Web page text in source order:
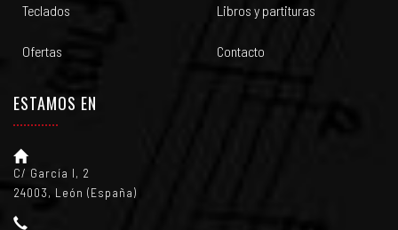
Teclados Libros y partituras
Ofertas Contacto
ESTAMOS EN
C/ García I, 2
24003, León (España)